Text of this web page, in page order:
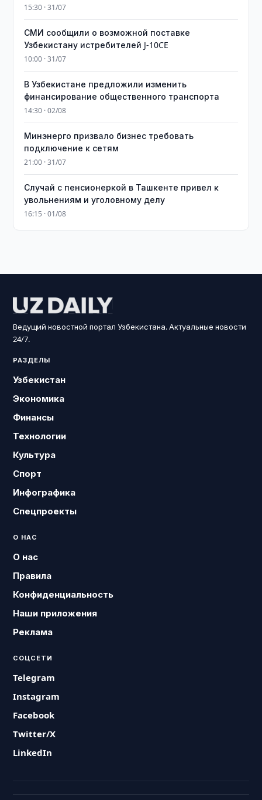
15:30 · 31/07
СМИ сообщили о возможной поставке
Узбекистану истребителей J-10CE
10:00 · 31/07
В Узбекистане предложили изменить
финансирование общественного транспорта
14:30 · 02/08
Минэнерго призвало бизнес требовать
подключение к сетям
21:00 · 31/07
Случай с пенсионеркой в Ташкенте привел к
увольнениям и уголовному делу
16:15 · 01/08
Ведущий новостной портал Узбекистана. Актуальные новости
24/7.
РАЗДЕЛЫ
Узбекистан
Экономика
Финансы
Технологии
Культура
Спорт
Инфографика
Спецпроекты
О НАС
О нас
Правила
Конфиденциальность
Наши приложения
Реклама
СОЦСЕТИ
Telegram
Instagram
Facebook
Twitter/X
LinkedIn